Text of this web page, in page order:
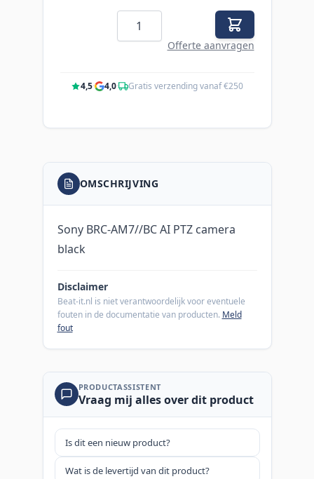
Aantal
Offerte aanvragen
4,5· 4,0· Gratis verzending vanaf €250
OMSCHRIJVING
Sony BRC-AM7//BC AI PTZ camera
black
Disclaimer
Beat-it.nl is niet verantwoordelijk voor eventuele
fouten in de documentatie van producten. Meld
fout
PRODUCTASSISTENT
Vraag mij alles over dit product
Is dit een nieuw product?
Wat is de levertijd van dit product?